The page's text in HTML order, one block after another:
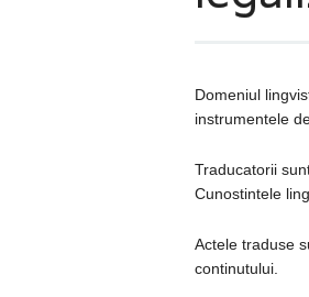
Domeniul
instrumentele
Traducatorii
Cunostintele
Actele traduse
continutului.